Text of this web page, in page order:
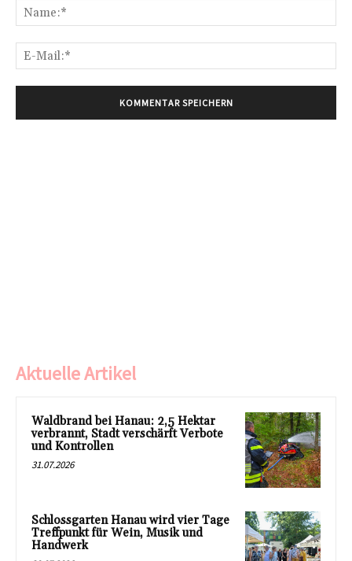
Aktuelle Artikel
Waldbrand bei Hanau: 2,5 Hektar
verbrannt, Stadt verschärft Verbote
und Kontrollen
31.07.2026
Schlossgarten Hanau wird vier Tage
Treffpunkt für Wein, Musik und
Handwerk